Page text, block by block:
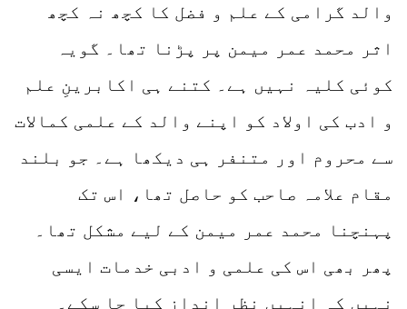
والد گرامی کے علم و فضل کا کچھ نہ کچھ
اثر محمد عمر میمن پر پڑنا تھا۔ گویہ
کوئی کلیہ نہیں ہے۔ کتنے ہی اکابرینِ علم
و ادب کی اولاد کو اپنے والد کے علمی کمالات
سے محروم اور متنفر ہی دیکھا ہے۔ جو بلند
مقام علامہ صاحب کو حاصل تھا، اس تک
پہنچنا محمد عمر میمن کے لیے مشکل تھا۔
پھر بھی اس کی علمی و ادبی خدمات ایسی
نہیں کہ انہیں نظر انداز کیا جا سکے۔